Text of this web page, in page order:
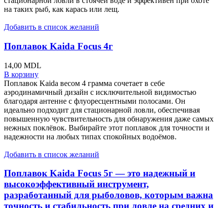
на таких рыб, как карась или лещ.
Добавить в список желаний
Поплавок Kaida Focus 4г
14,00 MDL
В корзину
Поплавок Kaida весом 4 грамма сочетает в себе
аэродинамичный дизайн с исключительной видимостью
благодаря антенне с флуоресцентными полосами. Он
идеально подходит для стационарной ловли, обеспечивая
повышенную чувствительность для обнаружения даже самых
нежных поклёвок. Выбирайте этот поплавок для точности и
надежности на любых типах спокойных водоёмов.
Добавить в список желаний
Поплавок Kaida Focus 5г — это надежный и
высокоэффективный инструмент,
разработанный для рыболовов, которым важна